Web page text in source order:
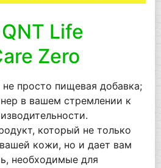
QNT Life
Zero
просто пищевая добавка;
в вашем стремлении к
который не только
кожи, но и дает вам
необходимые для